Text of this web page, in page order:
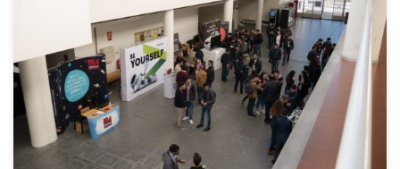
Organizadas pelo NEEEICUM, as Jornadas de Engenharia Eletrónica 2019 decorreram de 11
a 15 de fevereiro no campus de Azurém da EEUM. Ao longo de uma semana, diversas
iniciativas permitiram que os alunos adquirissem e colocassem em prática conhecimentos,
trabalhassem hardskills e softskills e desenvolvessem mais competências como alunos e